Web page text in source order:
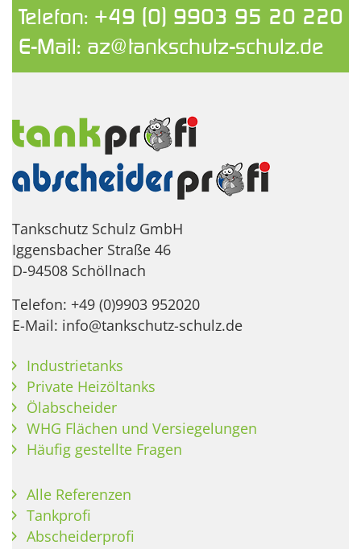
Telefon: +49 (0) 9903 95 20 220
E-Mail: az@tankschutz-schulz.de
Tankschutz Schulz GmbH
Iggensbacher Straße 46
D-94508 Schöllnach
Telefon: +49 (0)9903 952020
E-Mail: info@tankschutz-schulz.de
Industrietanks
Private Heizöltanks
Ölabscheider
WHG Flächen und Versiegelungen
Häufig gestellte Fragen
Alle Referenzen
Tankprofi
Abscheiderprofi